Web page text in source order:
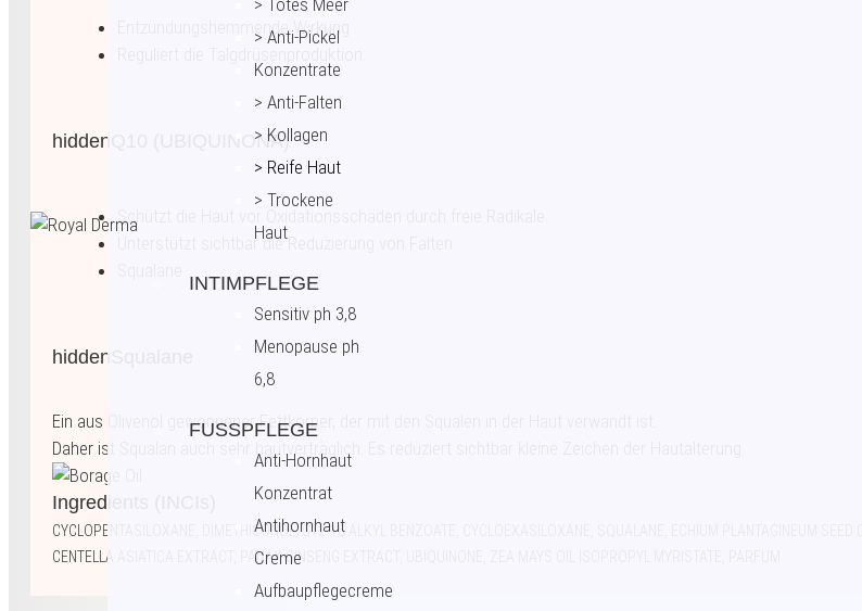
> Totes Meer
> Anti-Pickel
Konzentrate
> Anti-Falten
> Kollagen
> Reife Haut
> Trockene
Haut
INTIMPFLEGE
Sensitiv ph 3,8
Menopause ph
6,8
FUSSPFLEGE
Anti-Hornhaut
Konzentrat
Antihornhaut
Creme
Aufbaupflegecreme
Entzündungshemmende Wirkung
hidden Q10 (UBIQUINONA)
Unterstützt sichtbar die Reduzierung von Falten.
hidden
Ein aus Olivenöl gewonnener Fettkörper, der mit den Squalen in der Haut verwandt ist.
Daher ist Squalan auch sehr hautverträglich. Es reduziert sichtbar kleine Zeichen der Hautalterung.
Ingredients (INCIs)
CYCLOPENTASILOXANE, DIMETHICONOL, C12-15 ALKYL BENZOATE, CYCLOEXASILOXANE, SQUALANE, ECHIUM PLANTAGINEUM SEED
CENTELLA ASIATICA EXTRACT, PANAX GINSENG EXTRACT, UBIQUINONE, ZEA MAYS OIL ISOPROPYL MYRISTATE, PARFUM